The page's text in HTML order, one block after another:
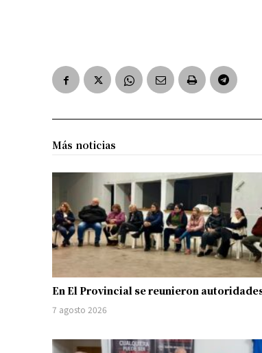
Más noticias
En El Provincial se reunieron
7 agosto 2026